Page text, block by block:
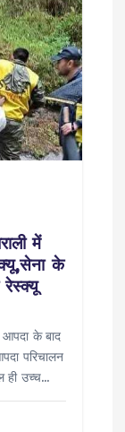
में
के
रेस्क्यू
आपदा के बाद
परिचालन
ही उच्च…